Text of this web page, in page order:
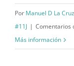
Por Manuel D La Cruz
#11J | Comentarios
Más información